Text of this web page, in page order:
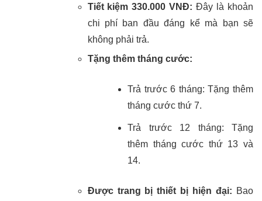
Tiết kiệm 330.000 VNĐ: Đây là khoản
chi phí ban đầu đáng kể mà bạn sẽ
không phải trả.
Tặng thêm tháng cước:
Trả trước 6 tháng: Tặng thêm
tháng cước thứ 7.
Trả trước 12 tháng: Tặng
thêm tháng cước thứ 13 và
14.
Được trang bị thiết bị hiện đại: Bao